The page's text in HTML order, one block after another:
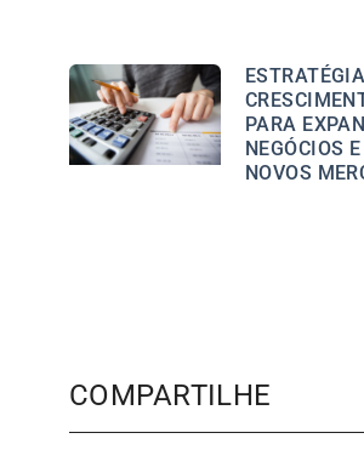
PARA
NEGÓCIOS
NOVOS
COMPARTILHE